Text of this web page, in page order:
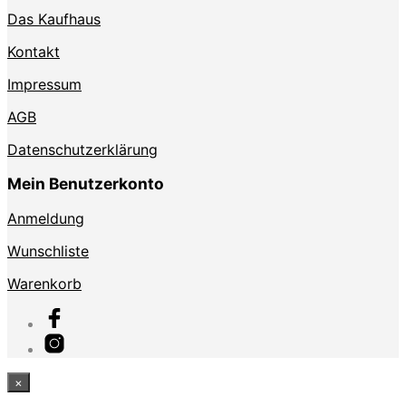
Das Kaufhaus
Kontakt
Impressum
AGB
Datenschutzerklärung
Mein Benutzerkonto
Anmeldung
Wunschliste
Warenkorb
×